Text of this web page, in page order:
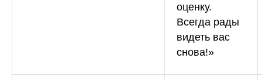
оценку.
Всегда рады
видеть вас
снова!»